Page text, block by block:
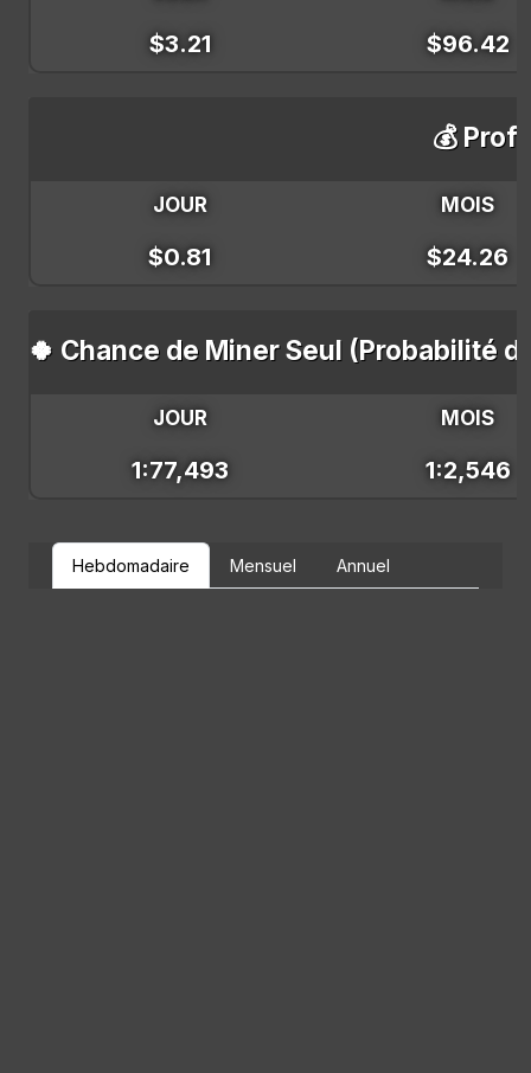
$3.21 $96.42
💰
JOUR MOIS
$0.81 $24.26
🍀 Chance de Miner Seul (Probabilité
JOUR MOIS
1:77,493 1:2,546
Hebdomadaire Mensuel Annuel